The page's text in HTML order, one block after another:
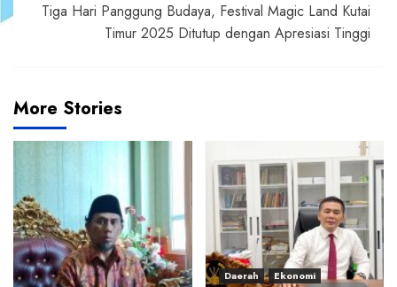
Tiga Hari Panggung Budaya, Festival Magic Land Kutai
Timur 2025 Ditutup dengan Apresiasi Tinggi
More Stories
Daerah
Ekonomi